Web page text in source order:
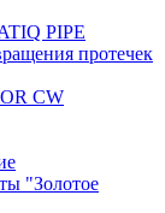
PIPE
протечек
CW
"Золотое